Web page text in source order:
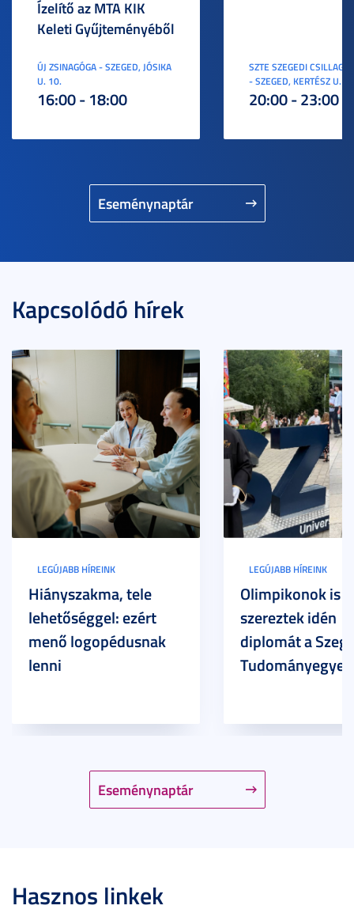
Eseménynaptár
Ízelítő az MTA KIK
Keleti Gyűjteményéből
ÚJ ZSINAGÓGA - SZEGED, JÓSIKA
U. 10.
16:00 - 18:00
SZTE SZEGEDI
- SZEGED, KERTÉSZ U. 3.
20:00 - 23:00
Kapcsolódó hírek
Eseménynaptár
LEGÚJABB HÍREINK
Hiányszakma, tele
lehetőséggel: ezért
menő logopédusnak
lenni
LEGÚJABB HÍREINK
Olimpikonok is
szereztek idén
diplomát a
Hasznos linkek